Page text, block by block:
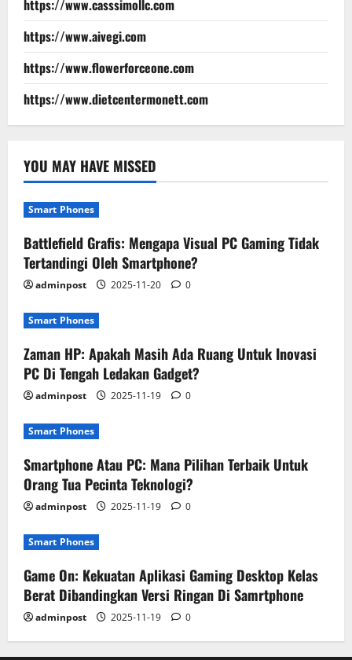
https://www.casssimollc.com
https://www.aivegi.com
https://www.flowerforceone.com
https://www.dietcentermonett.com
YOU MAY HAVE MISSED
Smart Phones
Battlefield Grafis: Mengapa Visual PC Gaming Tidak
Tertandingi Oleh Smartphone?
adminpost 2025-11-20 0
Smart Phones
Zaman HP: Apakah Masih Ada Ruang Untuk Inovasi
PC Di Tengah Ledakan Gadget?
adminpost 2025-11-19 0
Smart Phones
Smartphone Atau PC: Mana Pilihan Terbaik Untuk
Orang Tua Pecinta Teknologi?
adminpost 2025-11-19 0
Smart Phones
Game On: Kekuatan Aplikasi Gaming Desktop Kelas
Berat Dibandingkan Versi Ringan Di Samrtphone
adminpost 2025-11-19 0